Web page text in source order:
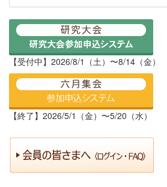
【受付中】2026/8/1（土）〜8/14（金）
【終了】2026/5/1（金）〜5/20（水）